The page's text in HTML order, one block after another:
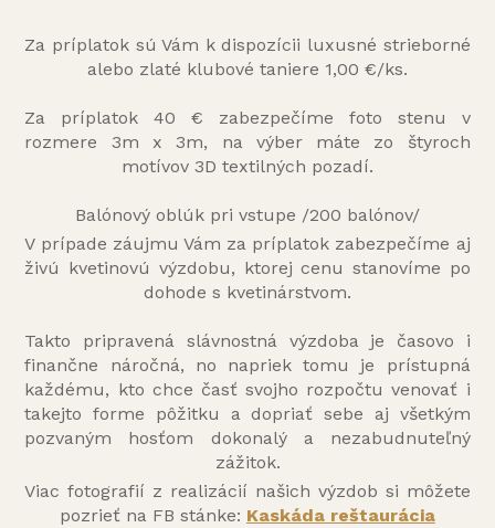
Za príplatok sú Vám k dispozícii luxusné strieborné
alebo zlaté klubové taniere 1,00 €/ks.
Za príplatok 40 € zabezpečíme foto stenu v
rozmere 3m x 3m, na výber máte zo štyroch
motívov 3D textilných pozadí.
Balónový oblúk pri vstupe /200 balónov/
V prípade záujmu Vám za príplatok zabezpečíme aj
živú kvetinovú výzdobu, ktorej cenu stanovíme po
dohode s kvetinárstvom.
Takto pripravená slávnostná výzdoba je časovo i
finančne náročná, no napriek tomu je prístupná
každému, kto chce časť svojho rozpočtu venovať i
takejto forme pôžitku a dopriať sebe aj všetkým
pozvaným hosťom dokonalý a nezabudnuteľný
zážitok.
Viac fotografií z realizácií našich výzdob si môžete
pozrieť na FB stánke: Kaskáda reštaurácia